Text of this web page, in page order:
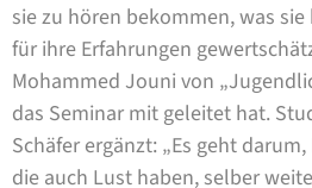
sie zu hören bekommen, was
für ihre Erfahrungen
Mohammed Jouni von
das Seminar mit geleitet hat.
Schäfer ergänzt: „Es geht
die auch Lust haben, selber